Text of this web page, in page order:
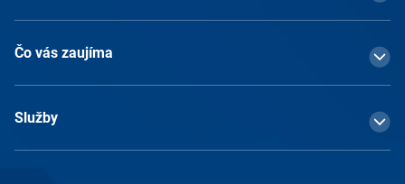
Čo vás zaujíma
Služby